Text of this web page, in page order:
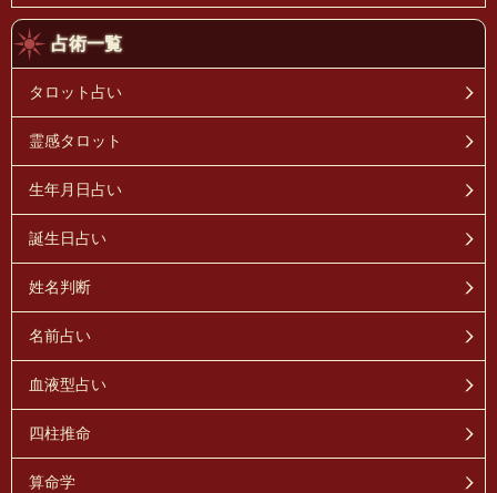
占術一覧
タロット占い
霊感タロット
生年月日占い
誕生日占い
姓名判断
名前占い
血液型占い
四柱推命
算命学